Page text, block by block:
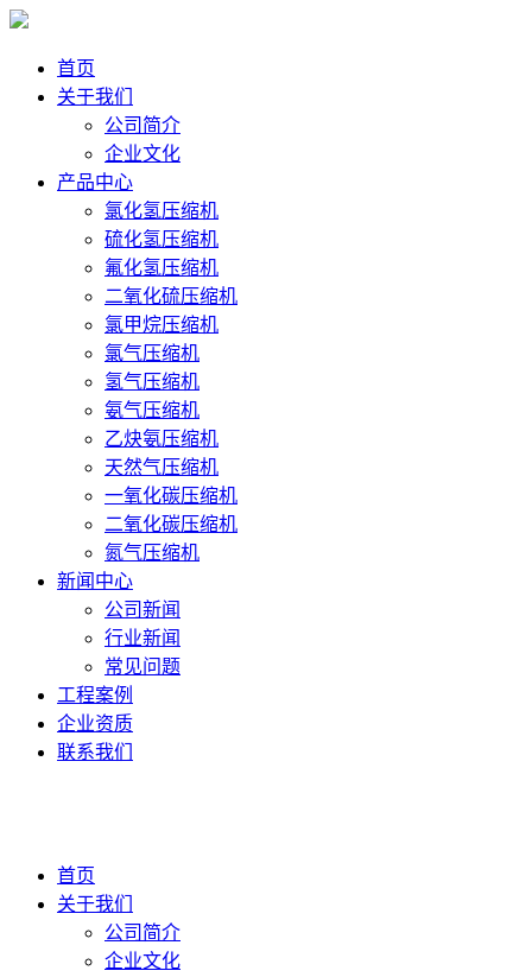
首页
关于我们
公司简介
企业文化
产品中心
氯化氢压缩机
硫化氢压缩机
氟化氢压缩机
二氧化硫压缩机
氯甲烷压缩机
氯气压缩机
氢气压缩机
氨气压缩机
乙炔氨压缩机
天然气压缩机
一氧化碳压缩机
二氧化碳压缩机
氮气压缩机
新闻中心
公司新闻
行业新闻
常见问题
工程案例
企业资质
联系我们
首页
关于我们
公司简介
企业文化